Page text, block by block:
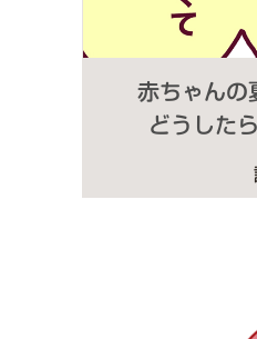
赤ちゃんの
どうした